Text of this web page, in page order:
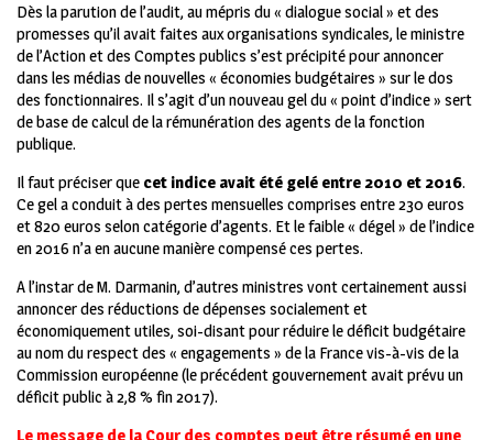
Dès la parution de l’audit, au mépris du « dialogue social » et des
promesses qu’il avait faites aux organisations syndicales, le ministre
de l’Action et des Comptes publics s’est précipité pour annoncer
dans les médias de nouvelles « économies budgétaires » sur le dos
des fonctionnaires. Il s’agit d’un nouveau gel du « point d’indice » sert
de base de calcul de la rémunération des agents de la fonction
publique.
Il faut préciser que cet indice avait été gelé entre 2010 et 2016.
Ce gel a conduit à des pertes mensuelles comprises entre 230 euros
et 820 euros selon catégorie d’agents. Et le faible « dégel » de l’indice
en 2016 n’a en aucune manière compensé ces pertes.
A l’instar de M. Darmanin, d’autres ministres vont certainement aussi
annoncer des réductions de dépenses socialement et
économiquement utiles, soi-disant pour réduire le déficit budgétaire
au nom du respect des « engagements » de la France vis-à-vis de la
Commission européenne (le précédent gouvernement avait prévu un
déficit public à 2,8 % fin 2017).
Le message de la Cour des comptes peut être résumé en une